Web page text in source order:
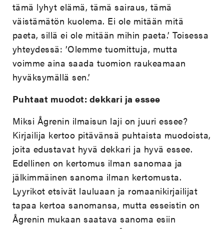
tämä lyhyt elämä, tämä sairaus, tämä
väistämätön kuolema. Ei ole mitään mitä
paeta, sillä ei ole mitään mihin paeta.’ Toisessa
yhteydessä: ’Olemme tuomittuja, mutta
voimme aina saada tuomion raukeamaan
hyväksymällä sen.’
Puhtaat muodot: dekkari ja essee
Miksi Ågrenin ilmaisun laji on juuri essee?
Kirjailija kertoo pitävänsä puhtaista muodoista,
joita edustavat hyvä dekkari ja hyvä essee.
Edellinen on kertomus ilman sanomaa ja
jälkimmäinen sanoma ilman kertomusta.
Lyyrikot etsivät lauluaan ja romaanikirjailijat
tapaa kertoa sanomansa, mutta esseistin on
Ågrenin mukaan saatava sanoma esiin